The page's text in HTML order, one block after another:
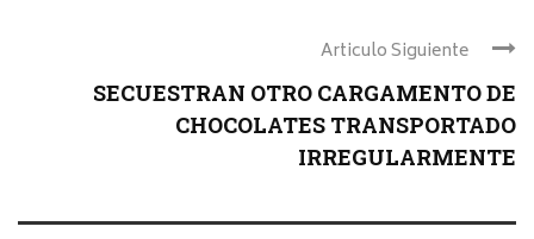
Articulo Siguiente
SECUESTRAN OTRO CARGAMENTO DE
CHOCOLATES TRANSPORTADO
IRREGULARMENTE